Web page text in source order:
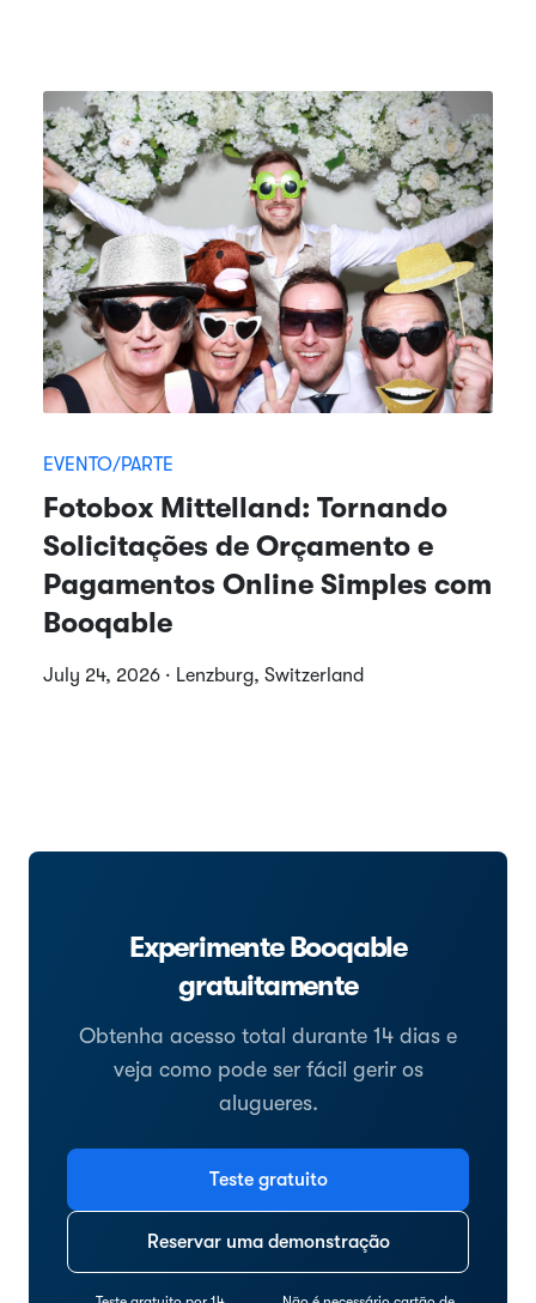
EVENTO/PARTE
Fotobox Mittelland: Tornando
Solicitações de Orçamento e
Pagamentos Online Simples com
Booqable
July 24, 2026 · Lenzburg, Switzerland
Experimente Booqable
gratuitamente
Obtenha acesso total durante 14 dias e
veja como pode ser fácil gerir os
alugueres.
Teste gratuito
Reservar uma demonstração